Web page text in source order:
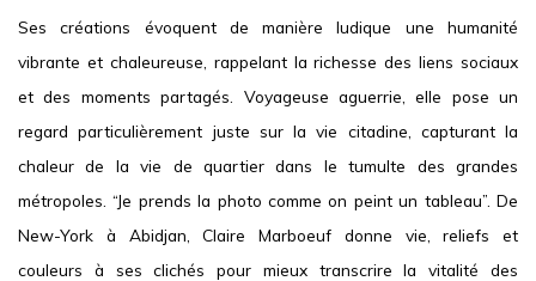
Ses créations évoquent de manière ludique une humanité
vibrante et chaleureuse, rappelant la richesse des liens sociaux
et des moments partagés. Voyageuse aguerrie, elle pose un
regard particulièrement juste sur la vie citadine, capturant la
chaleur de la vie de quartier dans le tumulte des grandes
métropoles. “Je prends la photo comme on peint un tableau”. De
New-York à Abidjan, Claire Marboeuf donne vie, reliefs et
couleurs à ses clichés pour mieux transcrire la vitalité des